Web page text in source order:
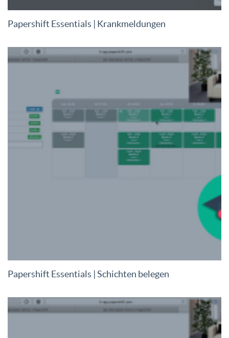
Papershift Essentials | Krankmeldungen
Papershift Essentials | Schichten belegen